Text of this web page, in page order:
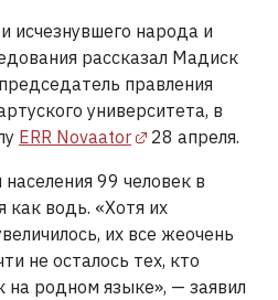
исчезнувшего народа и
рассказал Мадиск
правления
университета, в
ERR Novaator
28 апреля.
99 человек в
как водь. «Хотя их
их все жеочень
не осталось тех, кто
на родном языке», — заявил